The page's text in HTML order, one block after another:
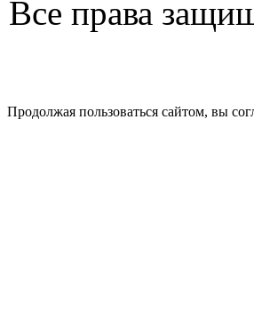
Все права
Продолжая пользоваться сайтом, вы